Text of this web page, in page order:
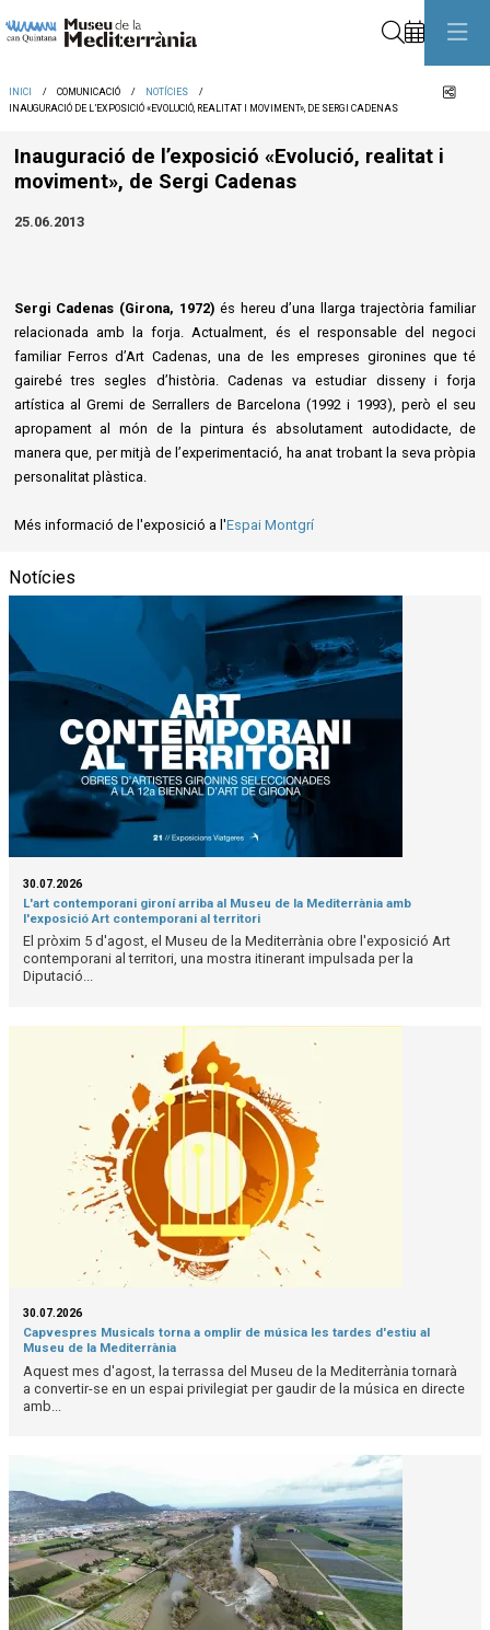
INICI COMUNICACIÓ
NOTÍCIES
INAUGURACIÓ DE L’EXPOSICIÓ «EVOLUCIÓ, REALITAT I MOVIMENT», DE SERGI CADENAS
Inauguració de l’exposició «Evolució, realitat i
moviment», de Sergi Cadenas
25.06.2013
Sergi Cadenas (Girona, 1972) és hereu d’una llarga trajectòria familiar
relacionada amb la forja. Actualment, és el responsable del negoci
familiar Ferros d’Art Cadenas, una de les empreses gironines que té
gairebé tres segles d’història. Cadenas va estudiar disseny i forja
artística al Gremi de Serrallers de Barcelona (1992 i 1993), però el seu
apropament al món de la pintura és absolutament autodidacte, de
manera que, per mitjà de l’experimentació, ha anat trobant la seva pròpia
personalitat plàstica.
Més informació de l'exposició a l'Espai Montgrí
Notícies
30.07.2026
L'art contemporani gironí arriba al Museu de la Mediterrània amb
l'exposició Art contemporani al territori
El pròxim 5 d'agost, el Museu de la Mediterrània obre l'exposició Art
contemporani al territori, una mostra itinerant impulsada per la
Diputació...
30.07.2026
Capvespres Musicals torna a omplir de música les tardes d'estiu al
Museu de la Mediterrània
Aquest mes d'agost, la terrassa del Museu de la Mediterrània tornarà
a convertir-se en un espai privilegiat per gaudir de la música en directe
amb...